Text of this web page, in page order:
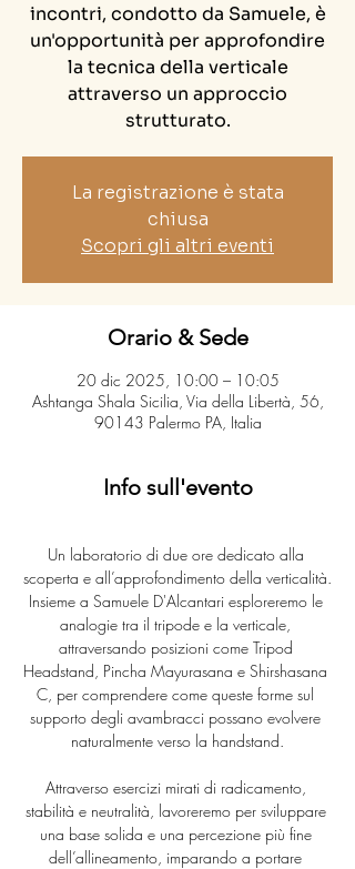
incontri, condotto da Samuele, è
un'opportunità per approfondire
la tecnica della verticale
attraverso un approccio
strutturato.
La registrazione è stata
chiusa
Scopri gli altri eventi
Orario & Sede
20 dic 2025, 10:00 – 10:05
Ashtanga Shala Sicilia, Via della Libertà, 56,
90143 Palermo PA, Italia
Info sull'evento
Un laboratorio di due ore dedicato alla
scoperta e all’approfondimento della verticalità.
Insieme a Samuele D'Alcantari esploreremo le
analogie tra il tripode e la verticale,
attraversando posizioni come Tripod
Headstand, Pincha Mayurasana e Shirshasana
C, per comprendere come queste forme sul
supporto degli avambracci possano evolvere
naturalmente verso la handstand.
Attraverso esercizi mirati di radicamento,
stabilità e neutralità, lavoreremo per sviluppare
una base solida e una percezione più fine
dell’allineamento, imparando a portare